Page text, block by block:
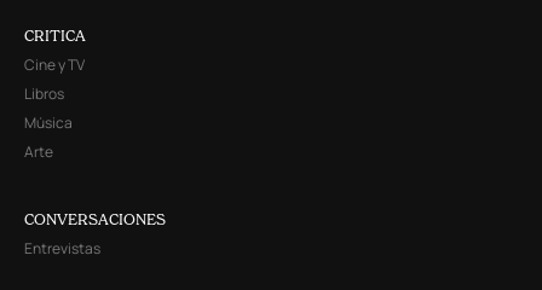
CRITICA
Cine y TV
Libros
Música
Arte
CONVERSACIONES
Entrevistas